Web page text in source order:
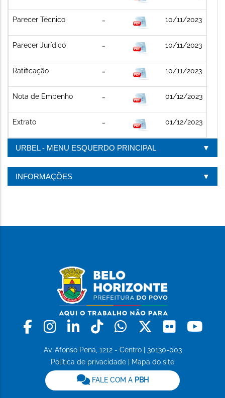
Parecer Técnico 10/11/2023
Parecer Jurídico 10/11/2023
Ratificação 10/11/2023
Nota de Empenho 01/12/2023
Extrato 01/12/2023
URBEL - MENU ESQUERDO PRINCIPAL
INFORMAÇÕES
Facebook
Instagram
LinkedinTiktokWhatsapp
X Flickr
Av. Afonso Pena, 1212 - Centro | 30130-003
Política de privacidade
Mapa do site
FALE COM A PBH